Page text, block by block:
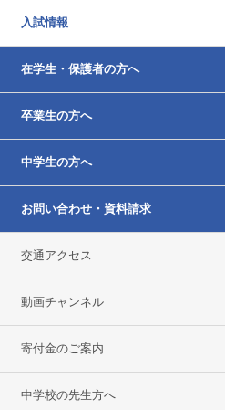
入試情報
在学生・保護者の方へ
卒業生の方へ
中学生の方へ
お問い合わせ・資料請求
交通アクセス
動画チャンネル
寄付金のご案内
中学校の先生方へ